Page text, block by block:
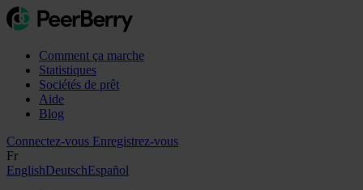
Comment ça marche
Statistiques
Sociétés de prêt
Aide
Blog
Connectez-vous Enregistrez-vous
Fr
EnglishDeutschEspañol